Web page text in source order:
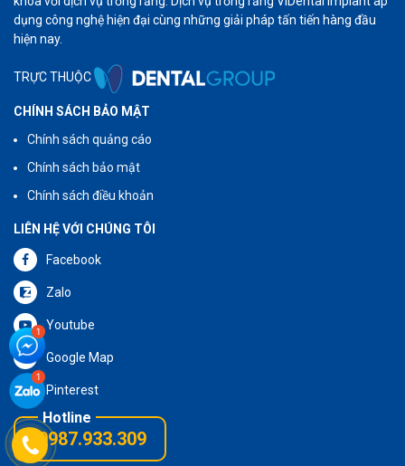
dụng công nghệ hiện đại cùng những giải pháp tấn tiến hàng đầu
hiện nay.
TRỰC THUỘC
CHÍNH SÁCH BẢO MẬT
Chính sách quảng cáo
Chính sách bảo mật
Chính sách điều khoản
LIÊN HỆ VỚI CHÚNG TÔI
Facebook
Zalo
Youtube
Google Map
Pinterest
0987.933.309